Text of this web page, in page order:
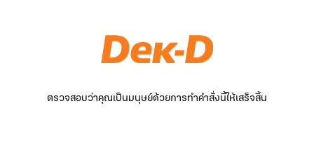
ตรวจสอบว่าคุณเป็นมนุษย์ด้วยการทำคำสั่งนี้ให้เสร็จสิ้น